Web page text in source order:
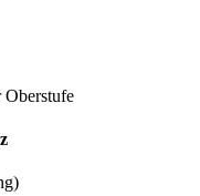
Oberstufe